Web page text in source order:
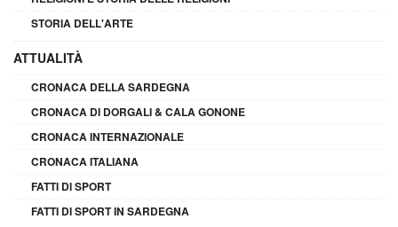
STORIA DELL'ARTE
ATTUALITÀ
CRONACA DELLA SARDEGNA
CRONACA DI DORGALI & CALA GONONE
CRONACA INTERNAZIONALE
CRONACA ITALIANA
FATTI DI SPORT
FATTI DI SPORT IN SARDEGNA